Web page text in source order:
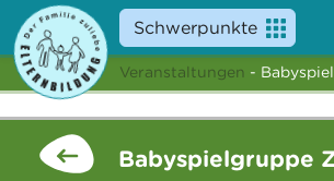
Schwerpunkte
Angebote
Veranstaltungen
Veranstaltungen -
Babyspielgruppe